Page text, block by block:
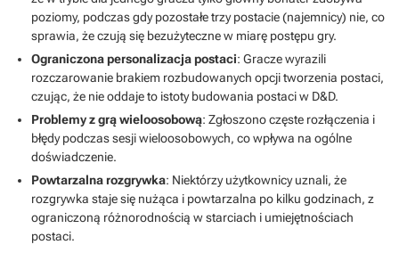
poziomy, podczas gdy pozostałe trzy postacie (najemnicy) nie, co
sprawia, że czują się bezużyteczne w miarę postępu gry.
Ograniczona personalizacja postaci: Gracze wyrazili
rozczarowanie brakiem rozbudowanych opcji tworzenia postaci,
czując, że nie oddaje to istoty budowania postaci w D&D.
Problemy z grą wieloosobową: Zgłoszono częste rozłączenia i
błędy podczas sesji wieloosobowych, co wpływa na ogólne
doświadczenie.
Powtarzalna rozgrywka: Niektórzy użytkownicy uznali, że
rozgrywka staje się nużąca i powtarzalna po kilku godzinach, z
ograniczoną różnorodnością w starciach i umiejętnościach
postaci.